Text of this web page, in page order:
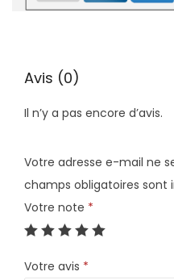
Avis (0)
Il n’y a pas encore d’avis.
Votre adresse e-mail ne
champs obligatoires sont
Votre note *
Votre avis *